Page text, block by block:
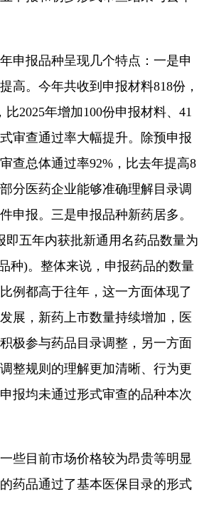
报品种呈现几个特点：一是申
高。今年共收到申报材料818份，
比2025年增加100份申报材料、41
审查通过率大幅提升。除预申报
查总体通过率92%，比去年提高8
分医药企业能够准确理解目录调
申报。三是申报品种新药居多。
即五年内获批新通用名药品数量为
种)。整体来说，申报药品的数量
例都高于往年，这一方面体现了
展，新药上市数量持续增加，医
极参与药品目录调整，另一方面
整规则的理解更加清晰、行为更
报均未通过形式审查的品种本次
目前市场价格较为昂贵等明显
药品通过了基本医保目录的形式